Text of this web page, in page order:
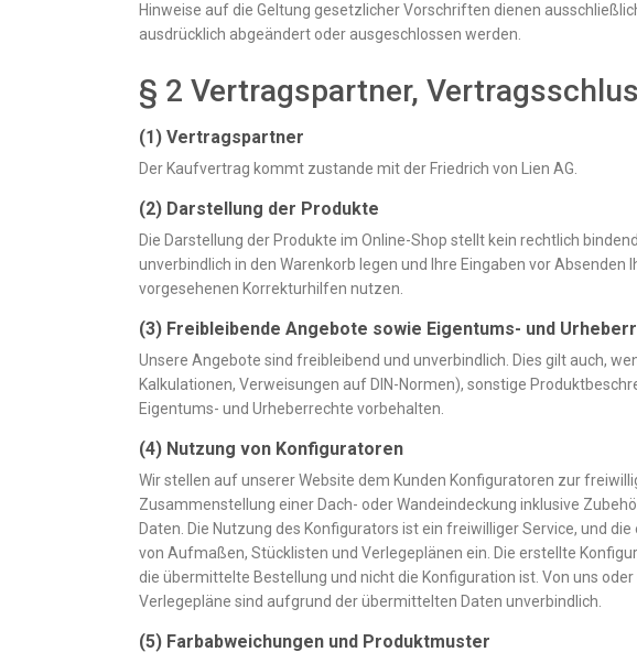
Hinweise auf die Geltung gesetzlicher Vorschriften dienen
ausdrücklich abgeändert oder ausgeschlossen werden.
§ 2 Vertragspartner,
(1) Vertragspartner
Der Kaufvertrag kommt zustande mit der Friedrich von Lien AG.
(2) Darstellung der Produkte
Die Darstellung der Produkte im Online-Shop stellt kein rechtlich
unverbindlich in den Warenkorb legen und Ihre Eingaben vor
vorgesehenen Korrekturhilfen nutzen.
(3) Freibleibende Angebote sowie Eigentums- und
Unsere Angebote sind freibleibend und unverbindlich. Dies gilt auch,
Kalkulationen, Verweisungen auf DIN-Normen), sonstige
Eigentums- und Urheberrechte vorbehalten.
(4) Nutzung von Konfiguratoren
Wir stellen auf unserer Website dem Kunden Konfiguratoren zur
Zusammenstellung einer Dach- oder Wandeindeckung inklusive
Daten. Die Nutzung des Konfigurators ist ein freiwilliger Service, und
von Aufmaßen, Stücklisten und Verlegeplänen ein. Die erstellte
die übermittelte Bestellung und nicht die Konfiguration ist. Von uns
Verlegepläne sind aufgrund der übermittelten Daten unverbindlich.
(5) Farbabweichungen und Produktmuster